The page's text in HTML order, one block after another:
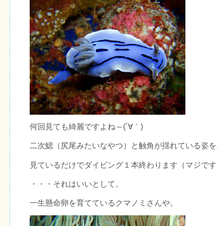
何回見ても綺麗ですよね～(´∀｀)
二次鰓（尻尾みたいなやつ）と触角が揺れている姿を
見ているだけでダイビング１本終わります（マジで
・・・それはいいとして。
一生懸命卵を育てているクマノミさんや。